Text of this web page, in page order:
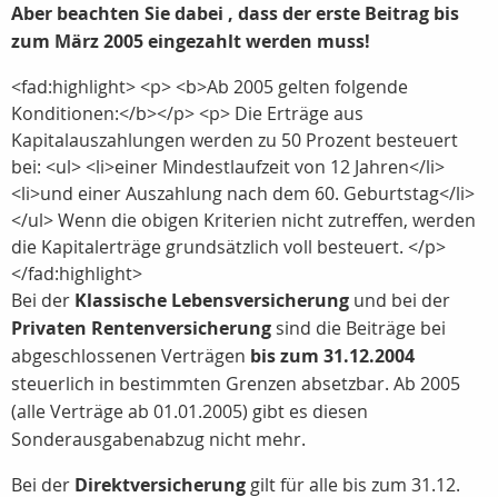
Aber beachten Sie dabei , dass der erste Beitrag bis
zum März 2005 eingezahlt werden muss!
<fad:highlight> <p> <b>Ab 2005 gelten folgende
Konditionen:</b></p> <p> Die Erträge aus
Kapitalauszahlungen werden zu 50 Prozent besteuert
bei: <ul> <li>einer Mindestlaufzeit von 12 Jahren</li>
<li>und einer Auszahlung nach dem 60. Geburtstag</li>
</ul> Wenn die obigen Kriterien nicht zutreffen, werden
die Kapitalerträge grundsätzlich voll besteuert. </p>
</fad:highlight>
Bei der Klassische Lebensversicherung und bei der
Privaten Rentenversicherung sind die Beiträge bei
abgeschlossenen Verträgen bis zum 31.12.2004
steuerlich in bestimmten Grenzen absetzbar. Ab 2005
(alle Verträge ab 01.01.2005) gibt es diesen
Sonderausgabenabzug nicht mehr.
Bei der Direktversicherung gilt für alle bis zum 31.12.